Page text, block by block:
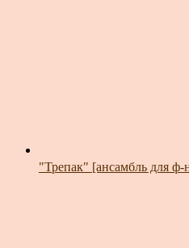
"Трепак" [ансамбль для ф-